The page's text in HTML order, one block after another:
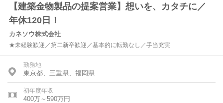
【建築金物製品の提案営業】想いを、カタチに／
年休120日！
カネソウ株式会社
★未経験歓迎／第二新卒歓迎／基本的に転勤なし／手当充実
勤務地
東京都、三重県、福岡県
初年度年収
400万～590万円